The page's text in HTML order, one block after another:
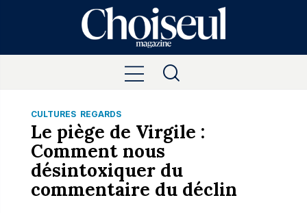
CULTURES REGARDS
Le piège de Virgile :
Comment nous
désintoxiquer du
commentaire du déclin